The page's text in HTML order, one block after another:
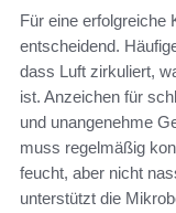
Für eine erfolgreiche
entscheidend.
dass Luft zirkuliert,
ist. Anzeichen für
und unangenehme
muss regelmäßig
feucht, aber nicht
unterstützt die